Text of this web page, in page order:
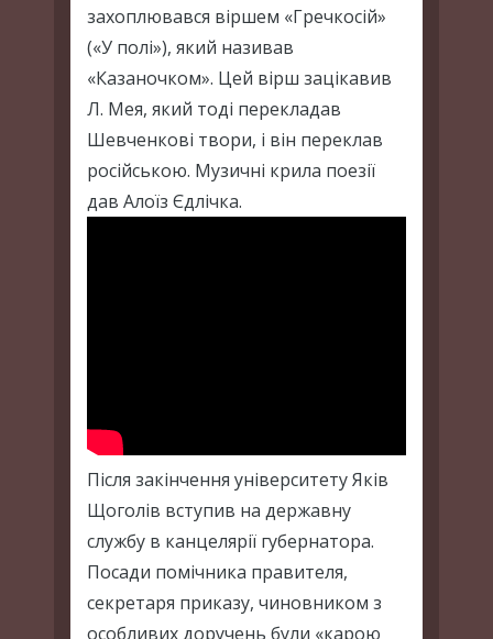
захоплювався віршем «Гречкосій»
(«У полі»), який називав
«Казаночком». Цей вірш зацікавив
Л. Мея, який тоді перекладав
Шевченкові твори, і він переклав
російською. Музичні крила поезії
дав Алоїз Єдлічка.
Після закінчення університету Яків
Щоголів вступив на державну
службу в канцелярії губернатора.
Посади помічника правителя,
секретаря приказу, чиновником з
особливих доручень були «карою